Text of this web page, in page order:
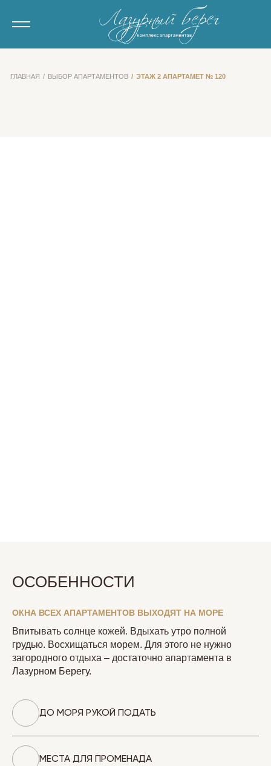
ГЛАВНАЯ ВЫБОР АПАРТАМЕНТОВ ЭТАЖ 2 АПАРТАМЕТ № 120
ОСОБЕННОСТИ
ОКНА ВСЕХ АПАРТАМЕНТОВ ВЫХОДЯТ НА МОРЕ
Впитывать солнце кожей. Вдыхать утро полной
грудью. Восхищаться морем. Для этого не нужно
загородного отдыха – достаточно апартамента в
Лазурном Берегу.
ДО МОРЯ РУКОЙ ПОДАТЬ
МЕСТА ДЛЯ ПРОМЕНАДА